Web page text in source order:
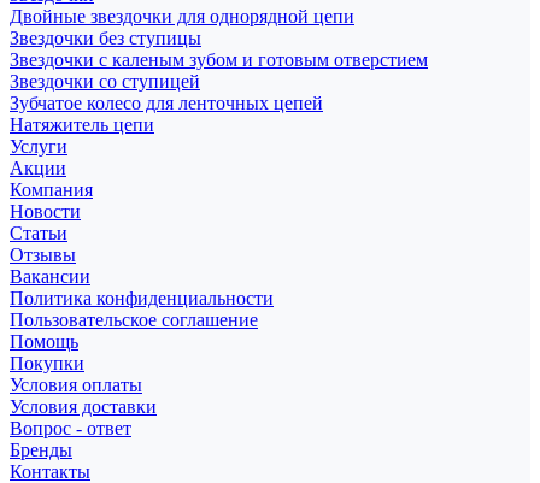
Двойные звездочки для однорядной цепи
Звездочки без ступицы
Звездочки с каленым зубом и готовым отверстием
Звездочки со ступицей
Зубчатое колесо для ленточных цепей
Натяжитель цепи
Услуги
Акции
Компания
Новости
Статьи
Отзывы
Вакансии
Политика конфиденциальности
Пользовательское соглашение
Помощь
Покупки
Условия оплаты
Условия доставки
Вопрос - ответ
Бренды
Контакты